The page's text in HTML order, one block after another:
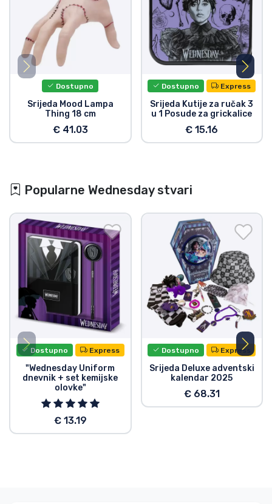
Dostupno
Srijeda Mood Lampa
Thing 18 cm
€ 41.03
Dostupno Express
Srijeda Kutije za ručak 3
u 1 Posude za grickalice
€ 15.16
Popularne Wednesday stvari
Dostupno Express
"Wednesday Uniform
dnevnik + set kemijske
olovke"
€ 13.19
Dostupno Express
Srijeda Deluxe adventski
kalendar 2025
€ 68.31